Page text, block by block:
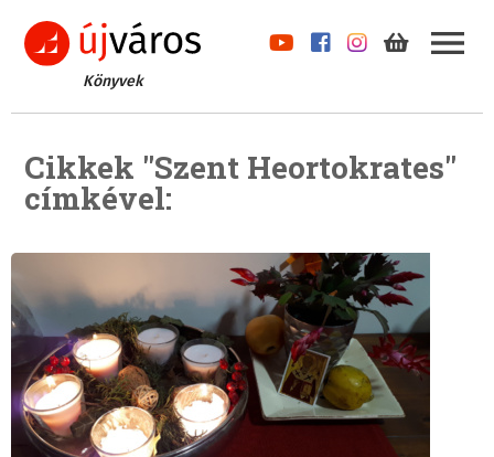
Könyvek
Cikkek "Szent Heortokrates"
címkével: